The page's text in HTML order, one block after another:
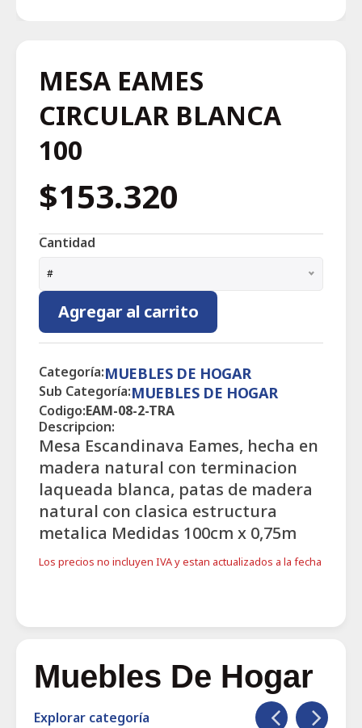
MESA EAMES
CIRCULAR BLANCA
100
$153.320
Cantidad
#
Agregar al carrito
Categoría:MUEBLES DE HOGAR
Sub Categoría:MUEBLES DE HOGAR
Codigo:EAM-08-2-TRA
Descripcion:
Mesa Escandinava Eames, hecha en
madera natural con terminacion
laqueada blanca, patas de madera
natural con clasica estructura
metalica Medidas 100cm x 0,75m
Los precios no incluyen IVA y estan actualizados a la fecha
Muebles De Hogar
Explorar categoría